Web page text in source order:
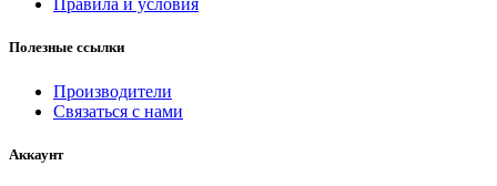
Правила и условия
Полезные ссылки
Производители
Связаться с нами
Аккаунт